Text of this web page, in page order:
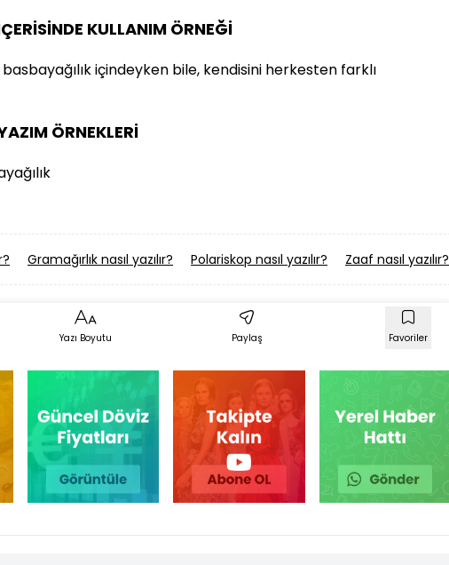
KULLANIM ÖRNEĞİ
içindeyken bile, kendisini herkesten farklı
ÖRNEKLERİ
Gramağırlık nasıl yazılır? Polariskop nasıl yazılır? Zaaf nasıl yazılır?
Yazı Boyutu Paylaş Favoriler